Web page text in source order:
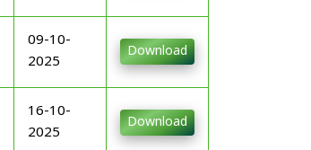
09-10-
2025
Download
16-10-
2025
Download